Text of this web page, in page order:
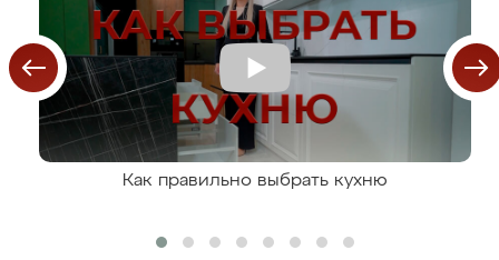
Как правильно выбрать кухню